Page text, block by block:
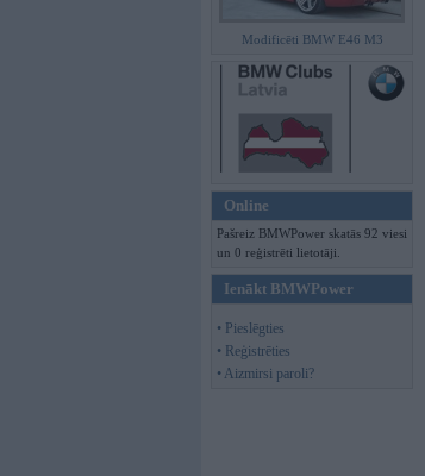
Modificēti BMW E46 M3
Online
Pašreiz BMWPower skatās 92 viesi
un 0 reģistrēti lietotāji.
Ienākt BMWPower
• Pieslēgties
• Reģistrēties
• Aizmirsi paroli?